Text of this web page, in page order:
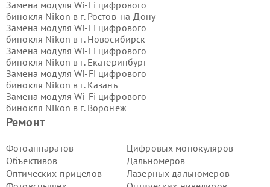
Ремонт
Фотоаппаратов
Объективов
Оптических прицелов
Цифровых монокуляров
Дальномеров
Лазерных дальномеров
Замена модуля Wi-Fi цифрового
бинокля Nikon в г. Ростов-на-Дону
Замена модуля Wi-Fi цифрового
бинокля Nikon в г. Новосибирск
Замена модуля Wi-Fi цифрового
бинокля Nikon в г. Екатеринбург
Замена модуля Wi-Fi цифрового
бинокля Nikon в г. Казань
Замена модуля Wi-Fi цифрового
бинокля Nikon в г. Воронеж
Замена модуля Wi-Fi цифрового
Замена модуля Wi-Fi цифрового
бинокля Nikon в г.
Замена модуля Wi-Fi цифрового
бинокля Nikon в г.Пермь